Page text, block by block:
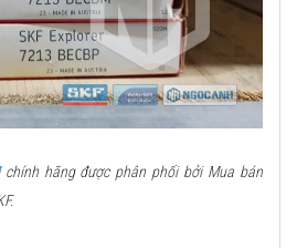
chính hãng được phân phối bởi Mua bán